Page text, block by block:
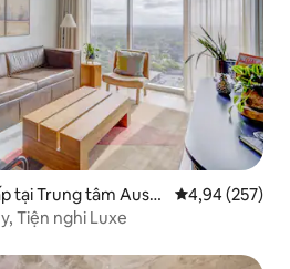
tại Trung tâm Austi
Xếp hạng
4,94 (257)
Tiện nghi Luxe